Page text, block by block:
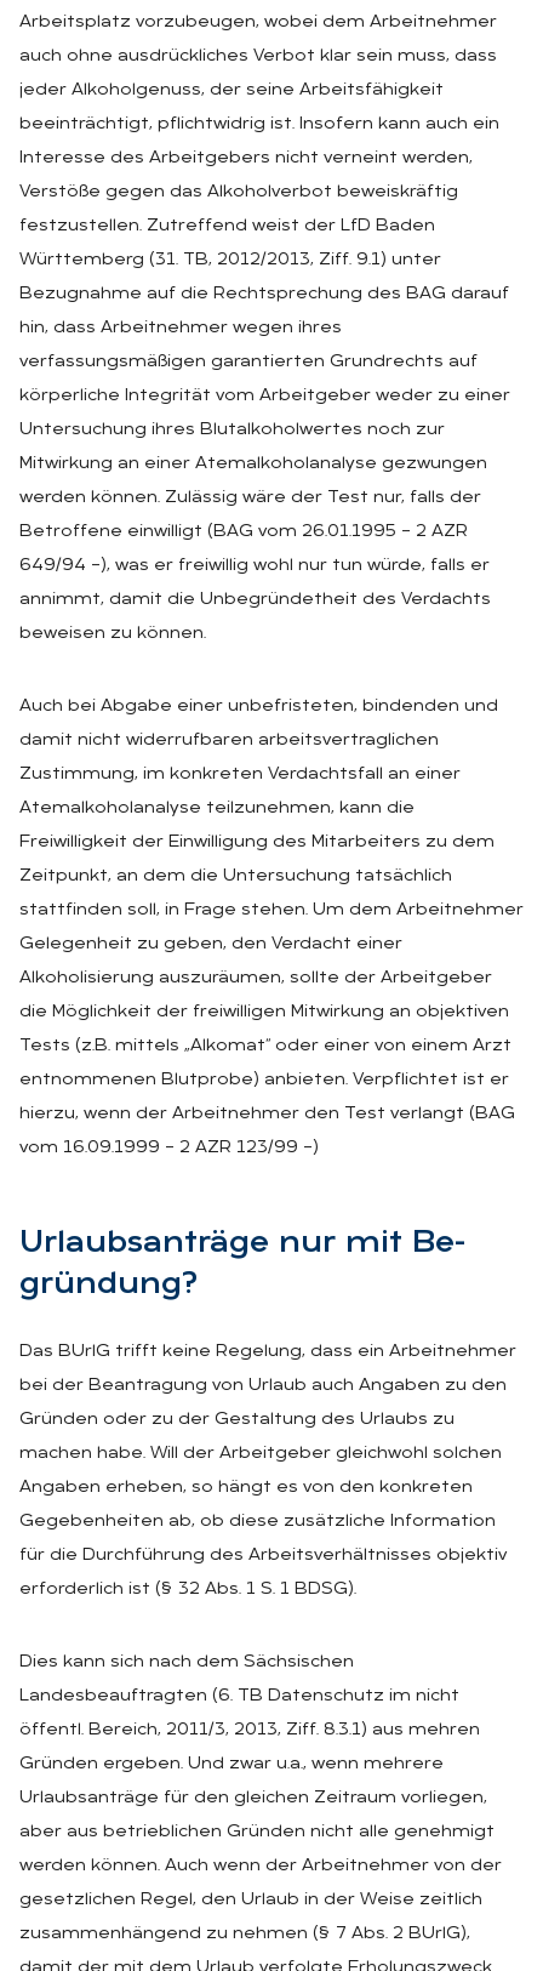
Arbeitsplatz vorzubeugen, wobei dem Arbeitnehmer
auch ohne ausdrückliches Verbot klar sein muss, dass
jeder Alkoholgenuss, der seine Arbeitsfähigkeit
beeinträchtigt, pflichtwidrig ist. Insofern kann auch ein
Interesse des Arbeitgebers nicht verneint werden,
Verstöße gegen das Alkoholverbot beweiskräftig
festzustellen. Zutreffend weist der LfD Baden
Württemberg (31. TB, 2012/2013, Ziff. 9.1) unter
Bezugnahme auf die Rechtsprechung des BAG darauf
hin, dass Arbeitnehmer wegen ihres
verfassungsmäßigen garantierten Grundrechts auf
körperliche Integrität vom Arbeitgeber weder zu einer
Untersuchung ihres Blutalkoholwertes noch zur
Mitwirkung an einer Atemalkoholanalyse gezwungen
werden können. Zulässig wäre der Test nur, falls der
Betroffene einwilligt (BAG vom 26.01.1995 – 2 AZR
649/94 –), was er freiwillig wohl nur tun würde, falls er
annimmt, damit die Unbegründetheit des Verdachts
beweisen zu können.
Auch bei Abgabe einer unbefristeten, bindenden und
damit nicht widerrufbaren arbeitsvertraglichen
Zustimmung, im konkreten Verdachtsfall an einer
Atemalkoholanalyse teilzunehmen, kann die
Freiwilligkeit der Einwilligung des Mitarbeiters zu dem
Zeitpunkt, an dem die Untersuchung tatsächlich
stattfinden soll, in Frage stehen. Um dem Arbeitnehmer
Gelegenheit zu geben, den Verdacht einer
Alkoholisierung auszuräumen, sollte der Arbeitgeber
die Möglichkeit der freiwilligen Mitwirkung an objektiven
Tests (z.B. mittels „Alkomat“ oder einer von einem Arzt
entnommenen Blutprobe) anbieten. Verpflichtet ist er
hierzu, wenn der Arbeitnehmer den Test verlangt (BAG
vom 16.09.1999 – 2 AZR 123/99 –)
Ur­laubs­an­trä­ge nur mit Be­
grün­dung?
Das BUrlG trifft keine Regelung, dass ein Arbeitnehmer
bei der Beantragung von Urlaub auch Angaben zu den
Gründen oder zu der Gestaltung des Urlaubs zu
machen habe. Will der Arbeitgeber gleichwohl solchen
Angaben erheben, so hängt es von den konkreten
Gegebenheiten ab, ob diese zusätzliche Information
für die Durchführung des Arbeitsverhältnisses objektiv
erforderlich ist (§ 32 Abs. 1 S. 1 BDSG).
Dies kann sich nach dem Sächsischen
Landesbeauftragten (6. TB Datenschutz im nicht
öffentl. Bereich, 2011/3, 2013, Ziff. 8.3.1) aus mehren
Gründen ergeben. Und zwar u.a., wenn mehrere
Urlaubsanträge für den gleichen Zeitraum vorliegen,
aber aus betrieblichen Gründen nicht alle genehmigt
werden können. Auch wenn der Arbeitnehmer von der
gesetzlichen Regel, den Urlaub in der Weise zeitlich
zusammenhängend zu nehmen (§ 7 Abs. 2 BUrlG),